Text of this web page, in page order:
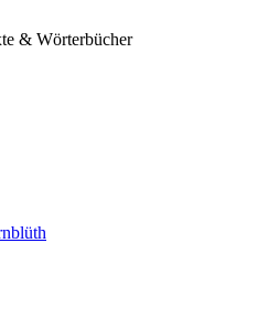
& Wörterbücher